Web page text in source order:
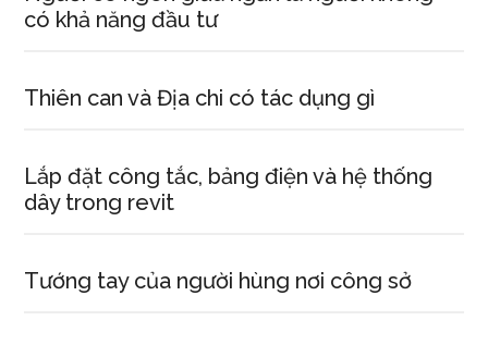
có khả năng đầu tư
Thiên can và Địa chi có tác dụng gì
Lắp đặt công tắc, bảng điện và hệ thống
dây trong revit
Tướng tay của người hùng nơi công sở